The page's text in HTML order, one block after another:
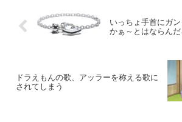
いっちょ手首にガ
かぁ～とはならんだ
ドラえもんの歌、アッラーを称える歌に
されてしまう